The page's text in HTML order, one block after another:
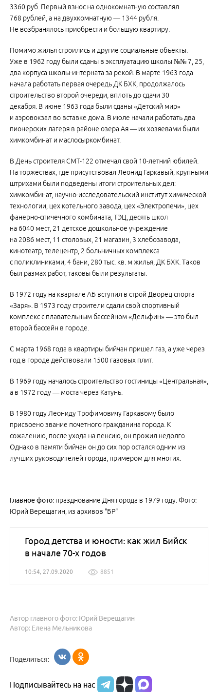
3360 руб. Первый взнос на однокомнатную составлял
768 рублей, а на двухкомнатную — 1344 рубля.
Не возбранялось приобрести и большую квартиру.
Помимо жилья строились и другие социальные объекты.
Уже в 1962 году были сданы в эксплуатацию школы №№ 7, 25,
два корпуса школы-интерната за рекой. В марте 1963 года
начала работать первая очередь ДК БХК, продолжалось
строительство второй очереди, вплоть до сдачи 30
декабря. В июне 1963 года были сданы «Детский мир»
и аэровокзал во вставке дома. В июле начали работать два
пионерских лагеря в районе озера Ая — их хозяевами были
химкомбинат и маслосыркомбинат.
В День строителя СМТ-122 отмечал свой 10-летний юбилей.
На торжествах, где присутствовал Леонид Гаркавый, крупными
штрихами были подведены итоги строительных дел:
химкомбинат, научно-исследовательский институт химической
технологии, цех котельного завода, цех «Электропечи», цех
фанерно-спичечного комбината, ТЭЦ, десять школ
на 6040 мест, 21 детское дошкольное учреждение
на 2086 мест, 11 столовых, 21 магазин, 3 хлебозавода,
кинотеатр, телецентр, 2 больничных комплекса
с поликлиниками, 4 бани, 280 тыс. кв. м жилья, ДК БХК. Таков
был размах работ, таковы были результаты.
В 1972 году на квартале АБ вступил в строй Дворец спорта
«Заря». В 1973 году строители сдали свой спортивный
комплекс с плавательным бассейном «Дельфин» — это был
второй бассейн в городе.
С марта 1968 года в квартиры бийчан пришел газ, а уже через
год в городе действовали 1500 газовых плит.
В 1969 году началось строительство гостиницы «Центральная»,
а в 1972 году — моста через Катунь.
В 1980 году Леониду Трофимовичу Гаркавому было
присвоено звание почетного гражданина города. К
сожалению, после ухода на пенсию, он прожил недолго.
Однако в памяти бийчан он до сих пор остался одним из
лучших руководителей города, примером для многих.
Главное фото: празднование Дня города в 1979 году. Фото:
Юрий Верещагин, из архивов "БР"
Город детства и юности: как жил Бийск
в начале 70-х годов
10:54, 27.09.2020 8851
Автор: Елена Мельникова
Автор главного фото: Юрий Верещагин
Поделиться:
Подписывайтесь на нас